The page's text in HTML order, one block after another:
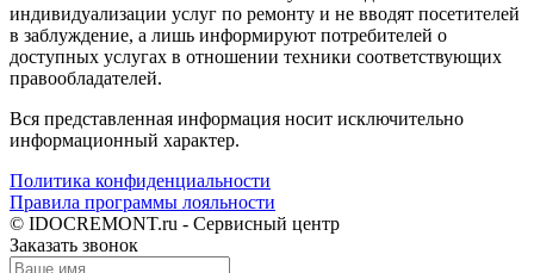
индивидуализации услуг по ремонту и не вводят посетителей
в заблуждение, а лишь информируют потребителей о
доступных услугах в отношении техники соответствующих
правообладателей.
Вся представленная информация носит исключительно
информационный характер.
Политика конфиденциальности
Правила программы лояльности
© IDOCREMONT.ru - Сервисный центр
Заказать звонок